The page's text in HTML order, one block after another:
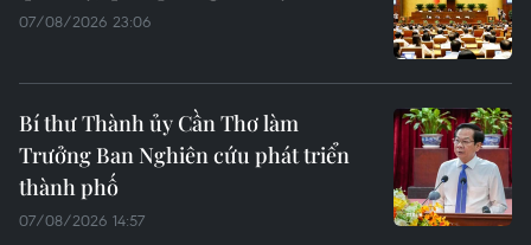
07/08/2026 23:06
Bí thư Thành ủy Cần Thơ làm
Trưởng Ban Nghiên cứu phát triển
thành phố
07/08/2026 14:57